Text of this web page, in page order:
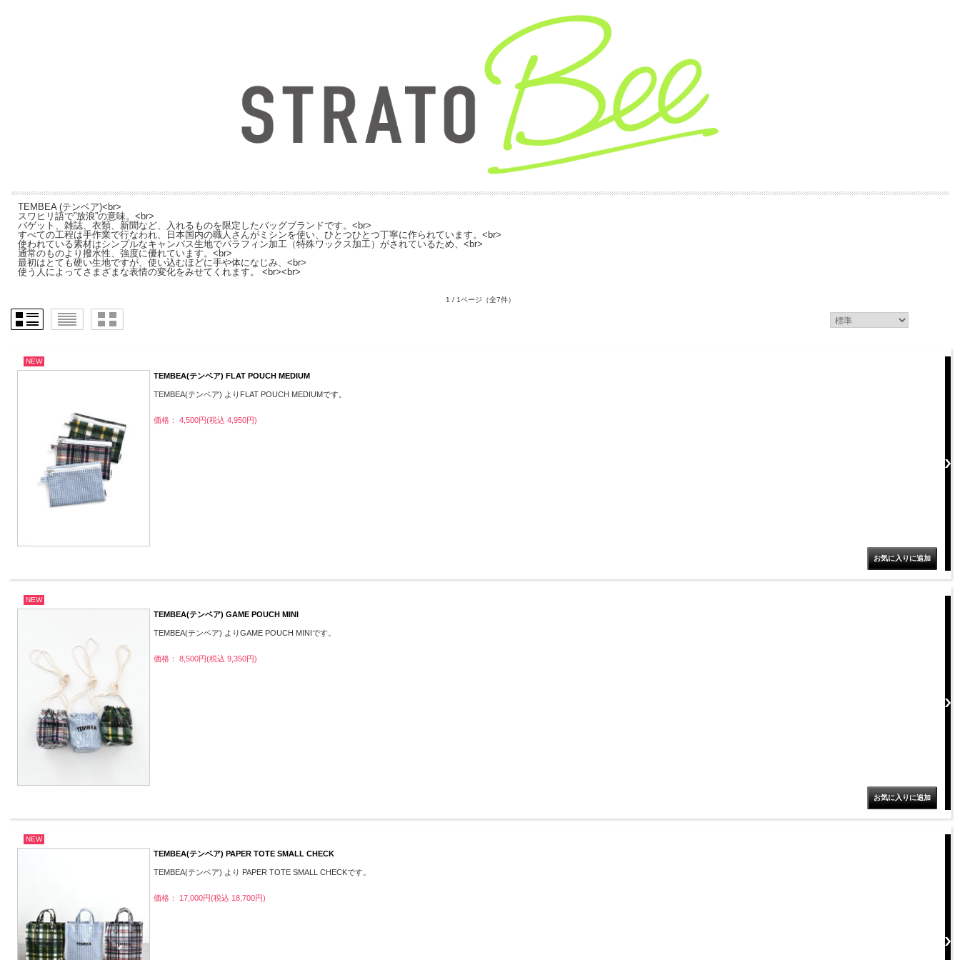
TEMBEA (テンベア)<br>
スワヒリ語で”放浪”の意味。<br>
バゲット、雑誌、衣類、新聞など、入れるものを限定したバッグブランドです。<br>
すべての工程は手作業で行なわれ、日本国内の職人さんがミシンを使い、ひとつひとつ丁寧に作られています。<br>
使われている素材はシンプルなキャンバス生地でパラフィン加工（特殊ワックス加工）がされているため、<br>
通常のものより撥水性、強度に優れています。<br>
最初はとても硬い生地ですが、使い込むほどに手や体になじみ、<br>
使う人によってさまざまな表情の変化をみせてくれます。 <br><br>
1 / 1ページ （全7件）
NEW
TEMBEA(テンベア) FLAT POUCH MEDIUM
TEMBEA(テンベア) よりFLAT POUCH MEDIUMです。
価格： 4,500円(税込 4,950円)
NEW
TEMBEA(テンベア) GAME POUCH MINI
TEMBEA(テンベア) よりGAME POUCH MINIです。
価格： 8,500円(税込 9,350円)
NEW
TEMBEA(テンベア) PAPER TOTE SMALL CHECK
TEMBEA(テンベア) より PAPER TOTE SMALL CHECKです。
価格： 17,000円(税込 18,700円)